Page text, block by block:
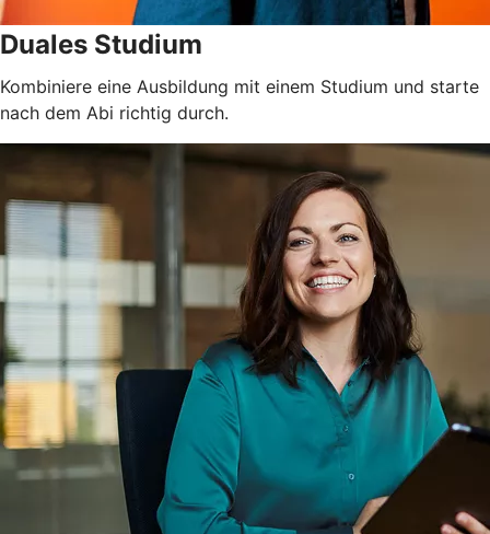
Duales Studium
Kombiniere eine Ausbildung mit einem Studium und starte
nach dem Abi richtig durch.